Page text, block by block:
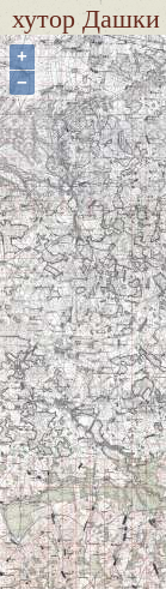
хутор Дашки
+
−